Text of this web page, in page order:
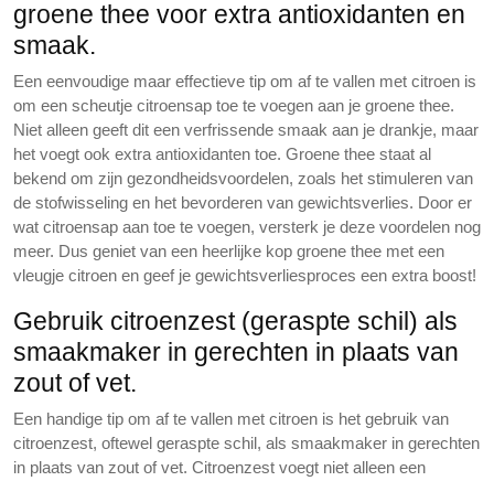
groene thee voor extra antioxidanten en
smaak.
Een eenvoudige maar effectieve tip om af te vallen met citroen is
om een scheutje citroensap toe te voegen aan je groene thee.
Niet alleen geeft dit een verfrissende smaak aan je drankje, maar
het voegt ook extra antioxidanten toe. Groene thee staat al
bekend om zijn gezondheidsvoordelen, zoals het stimuleren van
de stofwisseling en het bevorderen van gewichtsverlies. Door er
wat citroensap aan toe te voegen, versterk je deze voordelen nog
meer. Dus geniet van een heerlijke kop groene thee met een
vleugje citroen en geef je gewichtsverliesproces een extra boost!
Gebruik citroenzest (geraspte schil) als
smaakmaker in gerechten in plaats van
zout of vet.
Een handige tip om af te vallen met citroen is het gebruik van
citroenzest, oftewel geraspte schil, als smaakmaker in gerechten
in plaats van zout of vet. Citroenzest voegt niet alleen een